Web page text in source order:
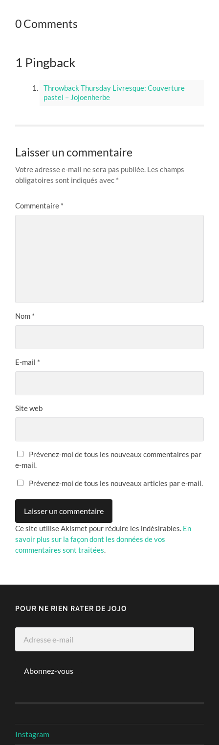
0 Comments
1 Pingback
Throwback Thursday Livresque: Couverture
pastel – Jojoenherbe
Laisser un commentaire
Votre adresse e-mail ne sera pas publiée. Les champs
obligatoires sont indiqués avec *
Commentaire *
Nom *
E-mail *
Site web
Prévenez-moi de tous les nouveaux commentaires par
e-mail.
Prévenez-moi de tous les nouveaux articles par e-mail.
Ce site utilise Akismet pour réduire les indésirables. En
savoir plus sur la façon dont les données de vos
commentaires sont traitées.
POUR NE RIEN RATER DE JOJO
Abonnez-vous
Instagram